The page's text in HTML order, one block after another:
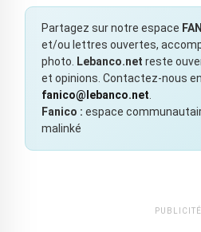
Partagez sur notre espace
et/ou lettres ouvertes,
photo.
Lebanco.net reste
et opinions. Contactez-nous
fanico@lebanco.net
Fanico : espace
malinké
PUBLICITÉ